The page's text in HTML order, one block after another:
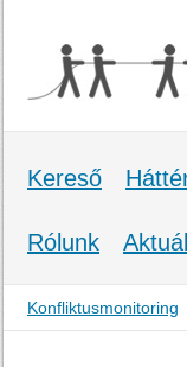
Kereső
Rólunk
Konfliktusmonitoring